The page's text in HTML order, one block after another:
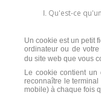
Qu'est-ce
Un cookie est un petit
ordinateur ou de
du site web que vous
Le cookie contient
reconnaître le terminal
mobile) à chaque fois